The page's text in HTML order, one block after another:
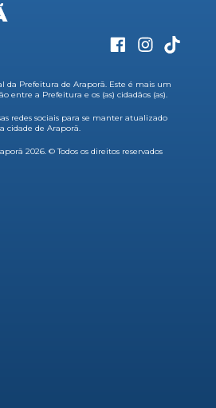
da Prefeitura de Araporã. Este é mais um
entre a Prefeitura e os (as) cidadãos (as).
redes sociais para se manter atualizado
cidade de Araporã.
2026. © Todos os direitos reservados